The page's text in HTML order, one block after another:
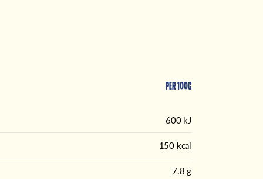
Per 100g
600 kJ
150 kcal
7.8 g